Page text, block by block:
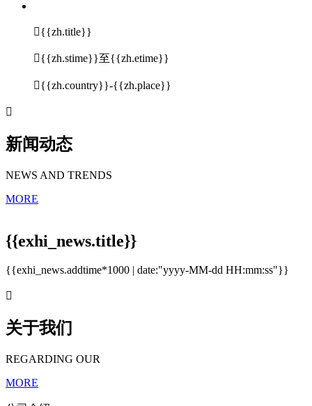
{{zh.title}}
{{zh.stime}}至{{zh.etime}}
{{zh.country}}-{{zh.place}}

新闻动态
NEWS AND TRENDS
MORE
{{exhi_news.title}}
{{exhi_news.addtime*1000 | date:"yyyy-MM-dd HH:mm:ss"}}

关于我们
REGARDING OUR
MORE